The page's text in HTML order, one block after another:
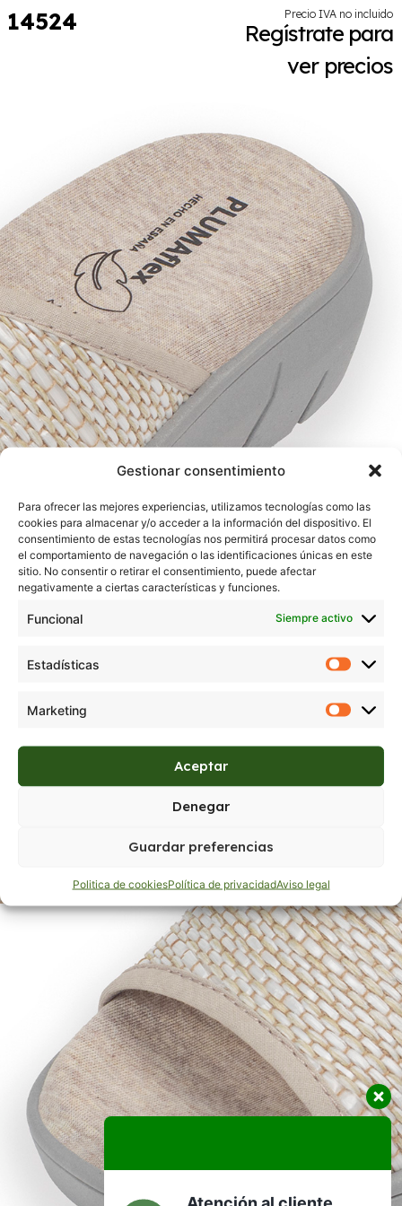
Gestionar consentimiento
Para ofrecer las mejores experiencias, utilizamos tecnologías como las
cookies para almacenar y/o acceder a la información del dispositivo. El
consentimiento de estas tecnologías nos permitirá procesar datos como
el comportamiento de navegación o las identificaciones únicas en este
sitio. No consentir o retirar el consentimiento, puede afectar
negativamente a ciertas características y funciones.
Funcional Siempre activo
Estadísticas
Marketing
Aceptar
Denegar
Guardar preferencias
Politica de cookiesPolítica de privacidadAviso legal
14524 Precio IVA no incluido
Regístrate para
ver precios